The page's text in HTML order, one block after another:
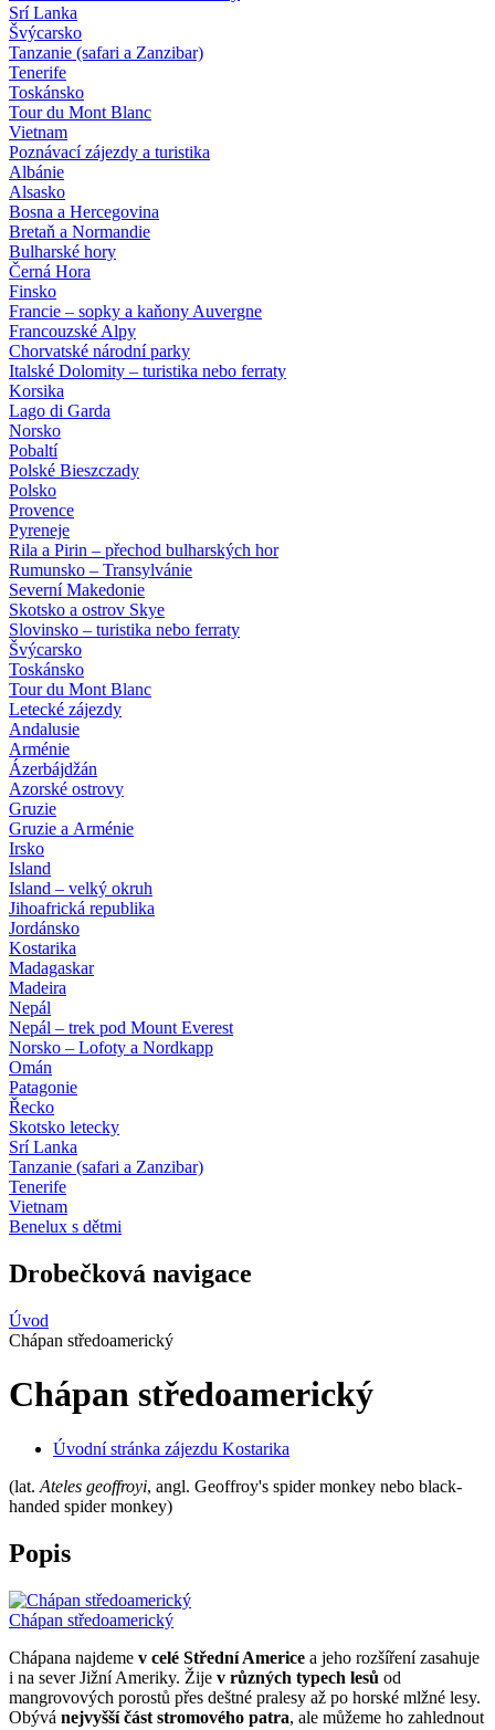
Srí Lanka
Švýcarsko
Tanzanie (safari a Zanzibar)
Tenerife
Toskánsko
Tour du Mont Blanc
Vietnam
Poznávací zájezdy a turistika
Albánie
Alsasko
Bosna a Hercegovina
Bretaň a Normandie
Bulharské hory
Černá Hora
Finsko
Francie – sopky a kaňony Auvergne
Francouzské Alpy
Chorvatské národní parky
Italské Dolomity – turistika nebo ferraty
Korsika
Lago di Garda
Norsko
Pobaltí
Polské Bieszczady
Polsko
Provence
Pyreneje
Rila a Pirin – přechod bulharských hor
Rumunsko – Transylvánie
Severní Makedonie
Skotsko a ostrov Skye
Slovinsko – turistika nebo ferraty
Švýcarsko
Toskánsko
Tour du Mont Blanc
Letecké zájezdy
Andalusie
Arménie
Ázerbájdžán
Azorské ostrovy
Gruzie
Gruzie a Arménie
Irsko
Island
Island – velký okruh
Jihoafrická republika
Jordánsko
Kostarika
Madagaskar
Madeira
Nepál
Nepál – trek pod Mount Everest
Norsko – Lofoty a Nordkapp
Omán
Patagonie
Řecko
Skotsko letecky
Srí Lanka
Tanzanie (safari a Zanzibar)
Tenerife
Vietnam
Benelux s dětmi
Drobečková navigace
Úvod
Chápan středoamerický
Chápan středoamerický
Úvodní stránka zájezdu Kostarika
(lat. Ateles geoffroyi, angl. Geoffroy's spider monkey nebo black-
handed spider monkey)
Popis
Chápan středoamerický
Chápana najdeme v celé Střední Americe a jeho rozšíření zasahuje
i na sever Jižní Ameriky. Žije v různých typech lesů od
mangrovových porostů přes deštné pralesy až po horské mlžné lesy.
Obývá nejvyšší část stromového patra, ale můžeme ho zahlednout